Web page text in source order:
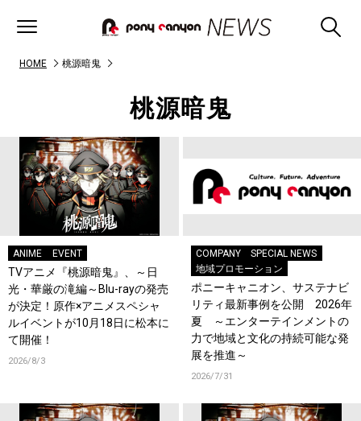
HOME 桃源暗鬼
桃源暗鬼
ANIME EVENT
TVアニメ『桃源暗鬼』、～日
光・華厳の滝編～Blu-rayの発売
が決定！原作×アニメスペシャ
ルイベントが10月18日に松本に
て開催！
2026/8/3
COMPANY
SPECIAL NEWS
地域プロモーション
ポニーキャニオン、サステナビ
リティ最新事例を公開 2026年
夏 ～エンターテインメントの
力で地域と文化の持続可能な発
展を推進～
2026/7/31